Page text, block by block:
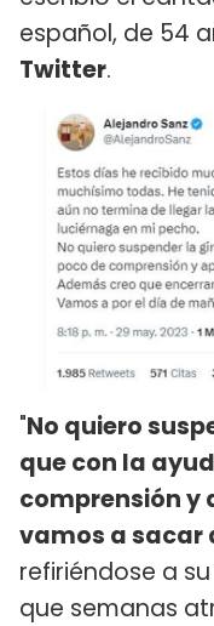
español, de 54
Twitter.
"No quiero
que con la
comprensión y
vamos a sacar
refiriéndose a su
que semanas